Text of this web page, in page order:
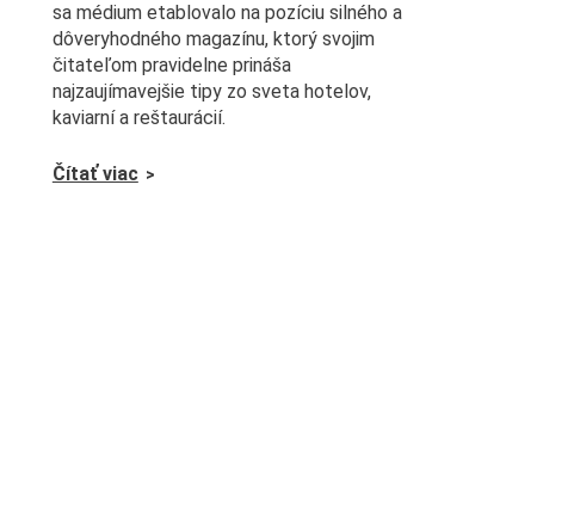
sa médium etablovalo na pozíciu silného a
dôveryhodného magazínu, ktorý svojim
čitateľom pravidelne prináša
najzaujímavejšie tipy zo sveta hotelov,
kaviarní a reštaurácií.
Čítať viac